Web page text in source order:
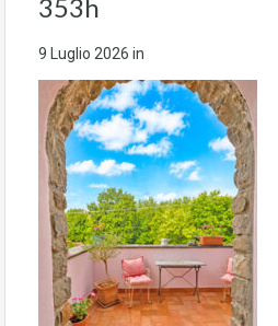
353h
9 Luglio 2026 in